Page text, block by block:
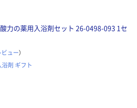
酸力の薬用入浴剤セット 26-0498-093 1セ
ュー）
浴剤 ギフト